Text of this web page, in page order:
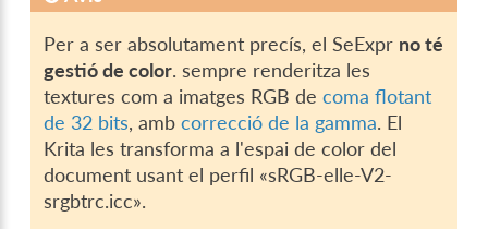
Per a ser absolutament precís, el SeExpr no té
gestió de color. sempre renderitza les
textures com a imatges RGB decoma flotant
de 32 bits, ambcorrecció de la gamma. El
Krita les transforma a l'espai de color del
document usant el perfil «sRGB-elle-V2-
srgbtrc.icc».